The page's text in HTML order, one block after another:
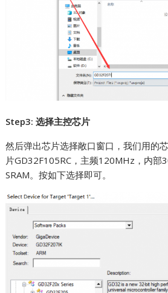
Step3: 选择主控芯片
然后弹出芯片选择敞口窗口，我们用的
片GD32F105RC，主频120MHz，内部
SRAM。按如下选择即可。